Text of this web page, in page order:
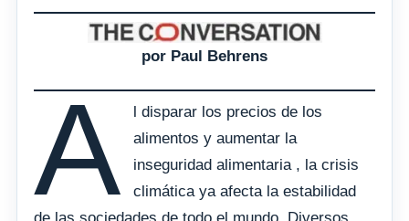
por Paul Behrens
A
l disparar los precios de los
alimentos y aumentar la
inseguridad alimentaria , la crisis
climática ya afecta la estabilidad